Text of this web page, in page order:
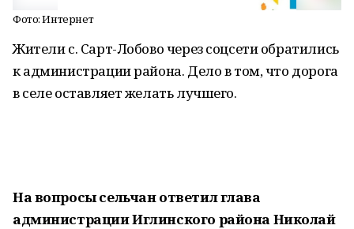
Фото: Интернет
Жители с. Сарт-Лобово через соцсети обратились
к администрации района. Дело в том, что дорога
в селе оставляет желать лучшего.
На вопросы сельчан ответил глава
администрации Иглинского района Николай